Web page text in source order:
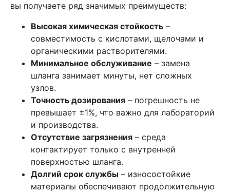
вы получаете ряд значимых преимуществ:
Высокая химическая стойкость –
совместимость с кислотами, щелочами и
органическими растворителями.
Минимальное обслуживание – замена
шланга занимает минуты, нет сложных
узлов.
Точность дозирования – погрешность не
превышает ±1%, что важно для лабораторий
и производства.
Отсутствие загрязнения – среда
контактирует только с внутренней
поверхностью шланга.
Долгий срок службы – износостойкие
материалы обеспечивают продолжительную